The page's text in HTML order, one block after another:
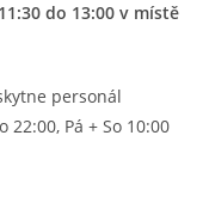
do 13:00 v místě
personál
22:00, Pá + So 10:00